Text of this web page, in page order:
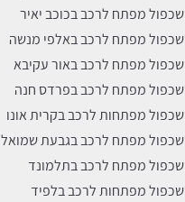
שכפול מפתח לרכב בכוכב יאיר
שכפול מפתח לרכב באלפי מנשה
שכפול מפתח לרכב באור עקיבא
שכפול מפתח לרכב בפרדס חנה
שכפול מפתחות לרכב בקרית אונו
שכפול מפתח לרכב בגבעת שמואל
שכפול מפתח לרכב בתלמונד
שכפול מפתחות לרכב בלפיד